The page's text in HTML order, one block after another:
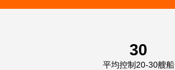
30
平均控制20-30艘船